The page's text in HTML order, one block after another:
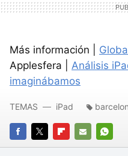
Más información |
Applesfera | Análisis
imaginábamos
FACEBOOK
TWITTERFLIPBOARD
E-
TEMAS iPad